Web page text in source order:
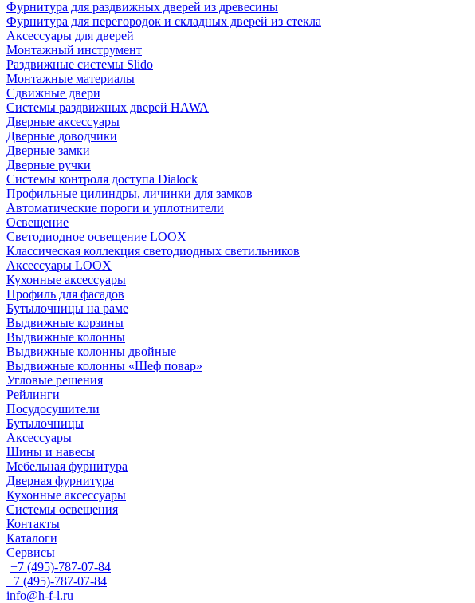
Фурнитура для раздвижных дверей из древесины
Фурнитура для перегородок и складных дверей из стекла
Аксессуары для дверей
Монтажный инструмент
Раздвижные системы Slido
Монтажные материалы
Сдвижные двери
Системы раздвижных дверей HAWA
Дверные аксессуары
Дверные доводчики
Дверные замки
Дверные ручки
Системы контроля доступа Dialock
Профильные цилиндры, личинки для замков
Автоматические пороги и уплотнители
Освещение
Светодиодное освещение LOOX
Классическая коллекция светодиодных светильников
Аксессуары LOOX
Кухонные аксессуары
Профиль для фасадов
Бутылочницы на раме
Выдвижные корзины
Выдвижные колонны
Выдвижные колонны двойные
Bыдвижные колонны «Шеф повар»
Угловые решения
Рейлинги
Посудосушители
Бутылочницы
Аксессуары
Шины и навесы
Мебельная фурнитура
Дверная фурнитура
Кухонные аксессуары
Системы освещения
Контакты
Каталоги
Сервисы
+7 (495)-787-07-84
+7 (495)-787-07-84
info@h-f-l.ru